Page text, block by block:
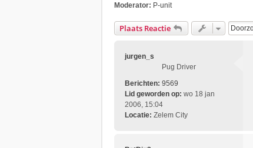
Moderator: P-unit
Plaats Reactie
jurgen_s
Pug Driver
Berichten: 9569
Lid geworden op: wo 18 jan
2006, 15:04
Locatie: Zelem City